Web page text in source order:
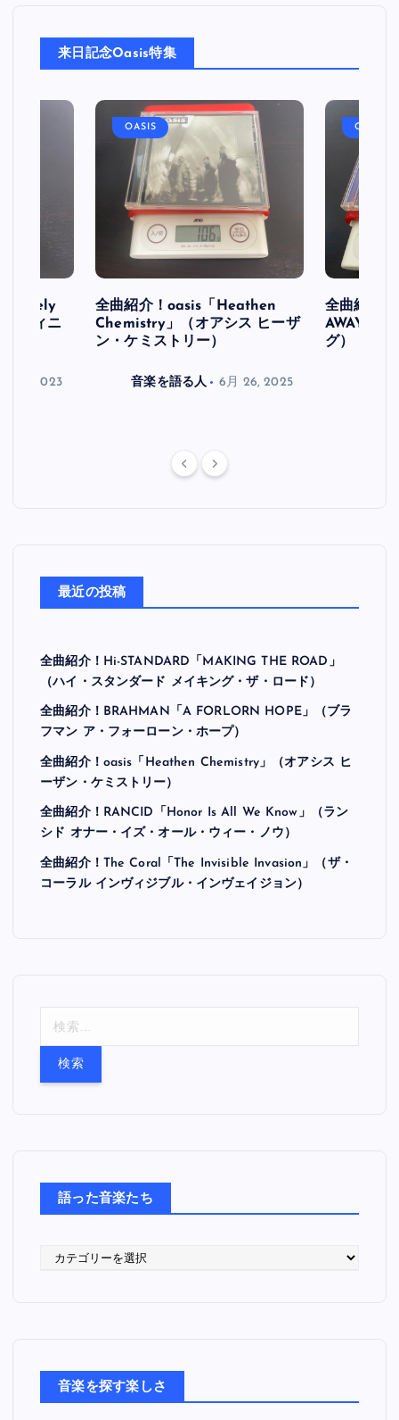
来日記念Oasis特集
フィニ
30, 2023
OASIS
全曲紹介！oasis「Heathen
Chemistry」（オアシス ヒーザ
ン・ケミストリー）
音楽を語る人 6月 26, 2025
OASIS
全曲紹介
AWAY」
グ）
最近の投稿
全曲紹介！Hi-STANDARD「MAKING THE ROAD」
（ハイ・スタンダード メイキング・ザ・ロード）
全曲紹介！BRAHMAN「A FORLORN HOPE」（ブラ
フマン ア・フォーローン・ホープ）
全曲紹介！oasis「Heathen Chemistry」（オアシス ヒ
ーザン・ケミストリー）
全曲紹介！RANCID「Honor Is All We Know」（ラン
シド オナー・イズ・オール・ウィー・ノウ）
全曲紹介！The Coral「The Invisible Invasion」（ザ・
コーラル インヴィジブル・インヴェイジョン）
語った音楽たち
音楽を探す楽しさ